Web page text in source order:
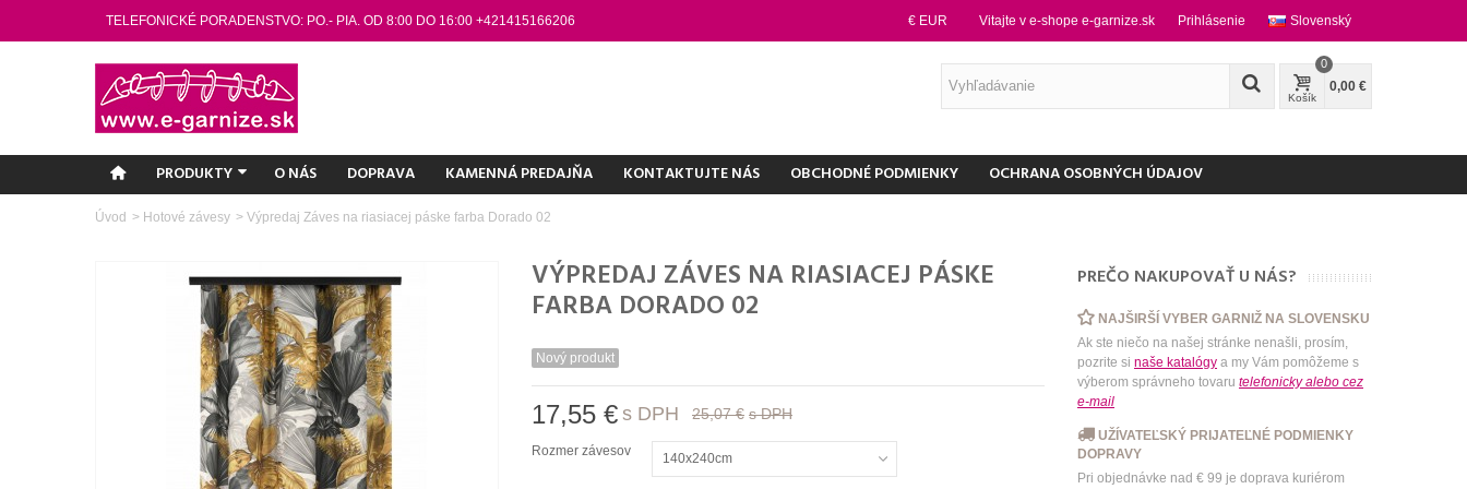
TELEFONICKÉ PORADENSTVO: PO.- PIA. OD 8:00 DO 16:00 +421415166206 Slovenský
Vitajte v e-shope e-garnize.sk Prihlásenie
€ EUR
Košík
0
0,00 €
PRODUKTY O NÁS DOPRAVA KAMENNÁ PREDAJŇA KONTAKTUJTE NÁS OBCHODNÉ PODMIENKY OCHRANA OSOBNÝCH ÚDAJOV
Úvod > Hotové závesy > Výpredaj Záves na riasiacej páske farba Dorado 02
VÝPREDAJ ZÁVES NA RIASIACEJ PÁSKE
FARBA DORADO 02
Nový produkt
17,55 € s DPH 25,07 € s DPH
Rozmer závesov 140x240cm
PREČO NAKUPOVAŤ U NÁS?
NAJŠIRŠÍ VYBER GARNIŽ NA SLOVENSKU
Ak ste niečo na našej stránke nenašli, prosím,
pozrite si naše katalógya my Vám pomôžeme s
výberom správneho tovaru telefonicky alebo cez
e-mail
UŽÍVATEĽSKÝ PRIJATEĽNÉ PODMIENKY
DOPRAVY
Pri objednávke nad € 99 je doprava kuriérom